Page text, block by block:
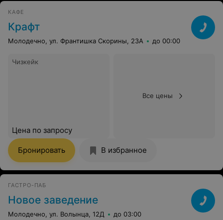
КАФЕ
Крафт
Молодечно, ул. Франтишка Скорины, 23А до 00:00
Чизкейк
Цена по запросу
Все цены
Бронировать В избранное
ГАСТРО-ПАБ
Новое заведение
Молодечно, ул. Волынца, 12Д до 03:00